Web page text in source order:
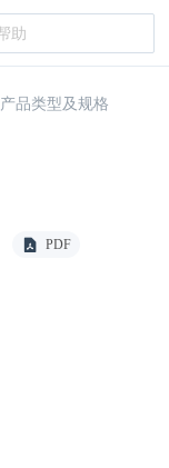
产品类型及规格
PDF